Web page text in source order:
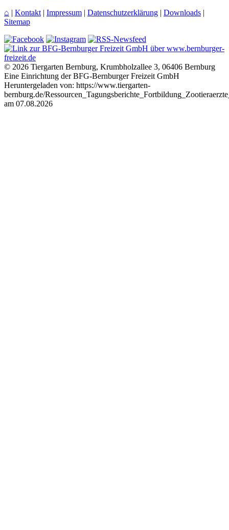
⌂ | Kontakt | Impressum | Datenschutzerklärung | Downloads |
Sitemap
© 2026 Tiergarten Bernburg, Krumbholzallee 3, 06406 Bernburg
Eine Einrichtung der BFG-Bernburger Freizeit GmbH
Heruntergeladen von: https://www.tiergarten-
bernburg.de/
am 07.08.2026